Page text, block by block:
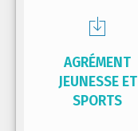
AGRÉMENT
JEUNESSE ET
SPORTS